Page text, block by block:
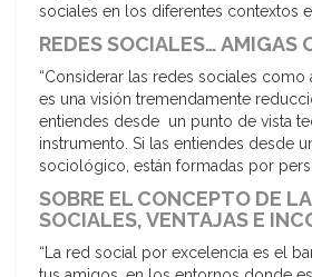
sociales en los diferentes contextos
REDES SOCIALES… AMIGAS
“Considerar las redes sociales como
es una visión tremendamente
entiendes desde un punto de vista
instrumento. Si las entiendes desde
sociológico, están formadas por
SOBRE EL CONCEPTO DE
SOCIALES, VENTAJAS E
“La red social por excelencia es el